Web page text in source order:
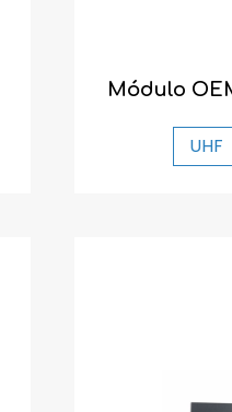
Módulo
UHF